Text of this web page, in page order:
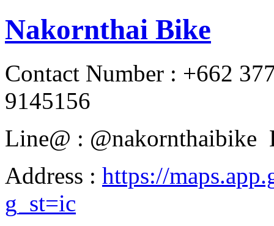
Nakornthai Bike
Contact Number : +662
9145156
Line@ :
Address : https://
g_st=ic